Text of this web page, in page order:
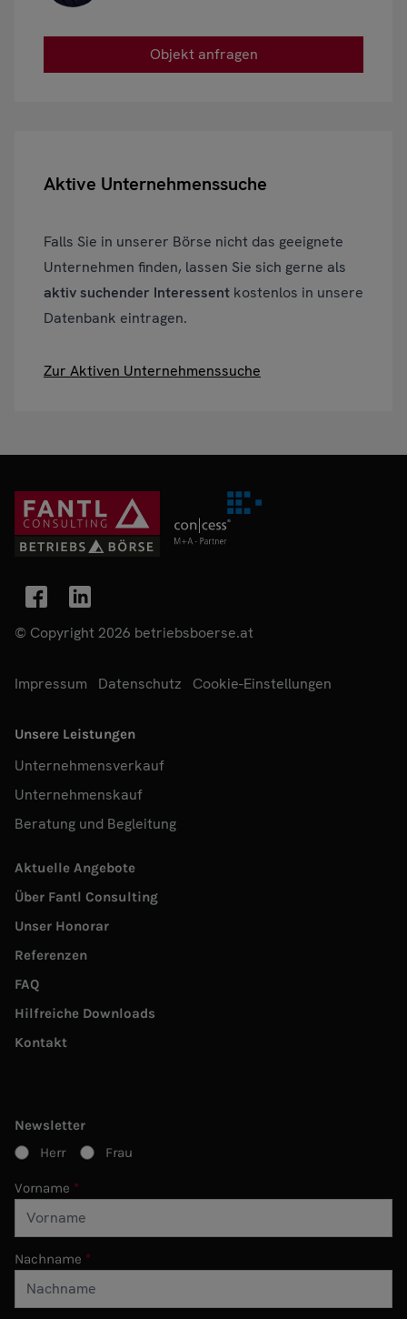
Objekt anfragen
Aktive Unternehmenssuche
Falls Sie in unserer Börse nicht das geeignete
Unternehmen finden, lassen Sie sich gerne als
aktiv suchender Interessent kostenlos in unsere
Datenbank eintragen.
Zur Aktiven Unternehmenssuche
© Copyright 2026 betriebsboerse.at
Impressum Datenschutz Cookie-Einstellungen
Unsere Leistungen
Unternehmensverkauf
Unternehmenskauf
Beratung und Begleitung
Aktuelle Angebote
Über Fantl Consulting
Unser Honorar
Referenzen
FAQ
Hilfreiche Downloads
Kontakt
Newsletter
Herr
Frau
Vorname
Nachname